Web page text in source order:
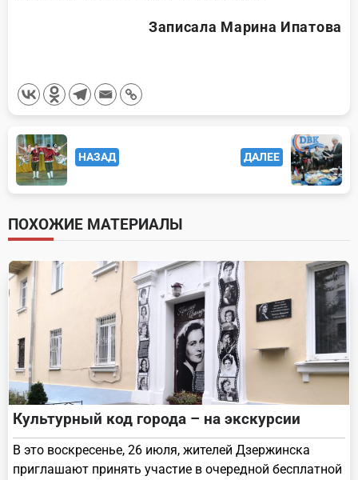
Записала Марина Ипатова
<span
class="nav-
subtitle
screen-
reader-
text">Page</span>
НАЗАД ДАЛЕЕ
ПОХОЖИЕ МАТЕРИАЛЫ
Культурный код города – на экскурсии
В это воскресенье, 26 июля, жителей Дзержинска
приглашают принять участие в очередной бесплатной